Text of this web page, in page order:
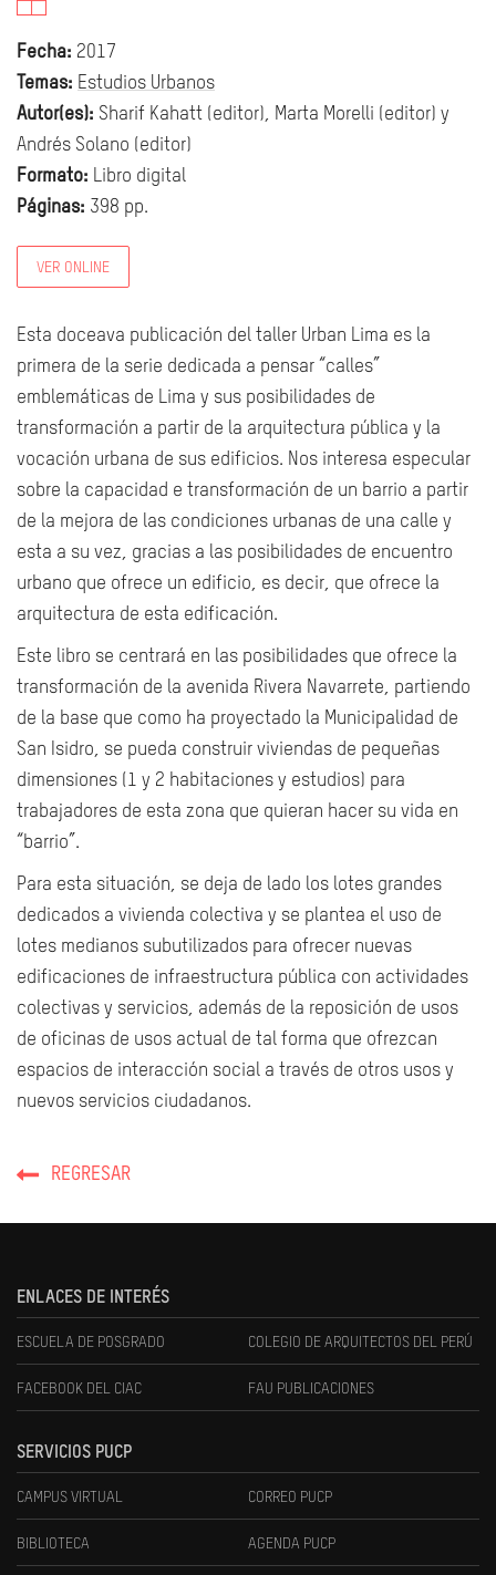
Fecha: 2017
Temas: Estudios Urbanos
Autor(es): Sharif Kahatt (editor), Marta Morelli (editor) y
Andrés Solano (editor)
Formato: Libro digital
Páginas: 398 pp.
VER ONLINE
Esta doceava publicación del taller Urban Lima es la
primera de la serie dedicada a pensar “calles”
emblemáticas de Lima y sus posibilidades de
transformación a partir de la arquitectura pública y la
vocación urbana de sus edificios. Nos interesa especular
sobre la capacidad e transformación de un barrio a partir
de la mejora de las condiciones urbanas de una calle y
esta a su vez, gracias a las posibilidades de encuentro
urbano que ofrece un edificio, es decir, que ofrece la
arquitectura de esta edificación.
Este libro se centrará en las posibilidades que ofrece la
transformación de la avenida Rivera Navarrete, partiendo
de la base que como ha proyectado la Municipalidad de
San Isidro, se pueda construir viviendas de pequeñas
dimensiones (1 y 2 habitaciones y estudios) para
trabajadores de esta zona que quieran hacer su vida en
“barrio”.
Para esta situación, se deja de lado los lotes grandes
dedicados a vivienda colectiva y se plantea el uso de
lotes medianos subutilizados para ofrecer nuevas
edificaciones de infraestructura pública con actividades
colectivas y servicios, además de la reposición de usos
de oficinas de usos actual de tal forma que ofrezcan
espacios de interacción social a través de otros usos y
nuevos servicios ciudadanos.
REGRESAR
ENLACES DE INTERÉS
ESCUELA DE POSGRADO COLEGIO DE ARQUITECTOS DEL PERÚ
FACEBOOK DEL CIAC FAU PUBLICACIONES
SERVICIOS PUCP
CAMPUS VIRTUAL CORREO PUCP
BIBLIOTECA AGENDA PUCP